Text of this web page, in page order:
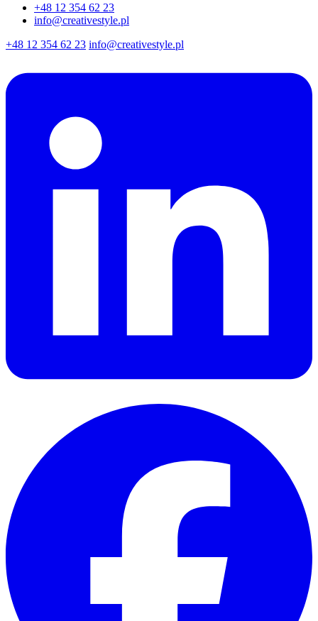
+48 12 354 62 23
info@creativestyle.pl
+48 12 354 62 23 info@creativestyle.pl